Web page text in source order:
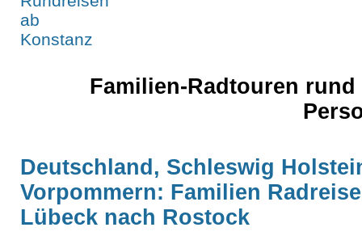
Familien-Radtouren
Deutschland, Schleswig
Vorpommern: Familien
Lübeck nach Rostock